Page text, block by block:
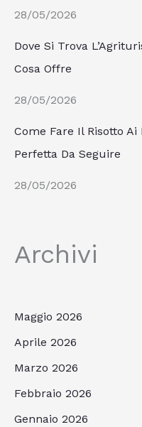
28/05/2026
Dove Si Trova
Cosa Offre
28/05/2026
Come Fare Il Risotto
Perfetta Da Seguire
28/05/2026
Archivi
Maggio 2026
Aprile 2026
Marzo 2026
Febbraio 2026
Gennaio 2026